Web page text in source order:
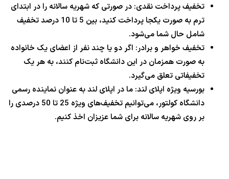
تخفیف پرداخت نقدی: در صورتی که شهریه سالانه را در ابتدای
ترم به صورت یکجا پرداخت کنید، بین 5 تا 10 درصد تخفیف
شامل حال شما می‌شود.
تخفیف خواهر و برادر: اگر دو یا چند نفر از اعضای یک خانواده
به صورت همزمان در این دانشگاه ثبت‌نام کنند، به هر یک
تخفیفاتی تعلق می‌گیرد.
بورسیه ویژه اپلای لند: ما در اپلای لند به عنوان نماینده رسمی
دانشگاه کولتور، می‌توانیم تخفیف‌های ویژه 25 تا 50 درصدی را
بر روی شهریه سالانه برای شما عزیزان اخذ کنیم.